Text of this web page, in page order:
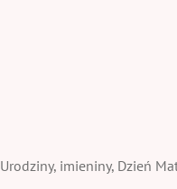
imieniny, Dzień